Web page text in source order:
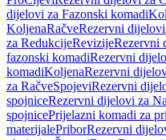
dijelovi za Fazonski komadi
KoljenaRačveRezervni
za RedukcijeRevizijeRezervni
fazonski komadiRezervni
komadiKoljenaRezervni
za RačveSpojeviRezervni
spojniceRezervni dijelovi za
spojnicePrijelazni komadi za
materijalePriborRezervni